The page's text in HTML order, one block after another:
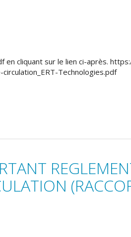
cliquant sur le lien ci-après.
Technologies.pdf